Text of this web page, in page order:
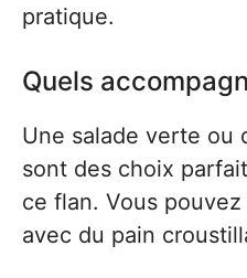
pratique.
Quels
Une salade verte ou
sont des choix
ce flan. Vous
avec du pain